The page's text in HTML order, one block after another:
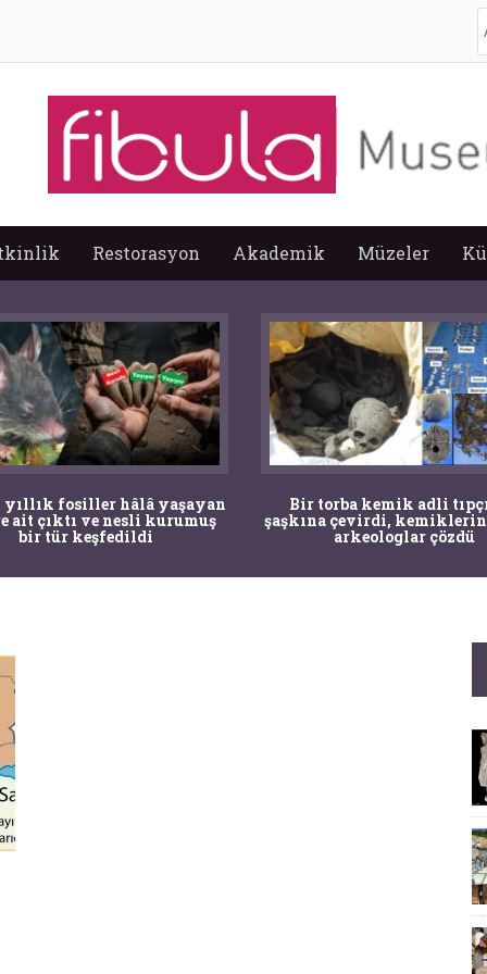
Restorasyon Akademik Müzeler
yıllık fosiller hâlâ yaşayan
ait çıktı ve nesli kurumuş
bir tür keşfedildi
Bir torba kemik adli
şaşkına çevirdi, kemiklerin
arkeologlar çözdü